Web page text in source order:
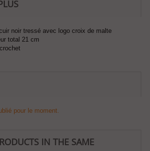
noir tressé avec logo croix de malte
total 21 cm
pour le moment.
IN THE SAME